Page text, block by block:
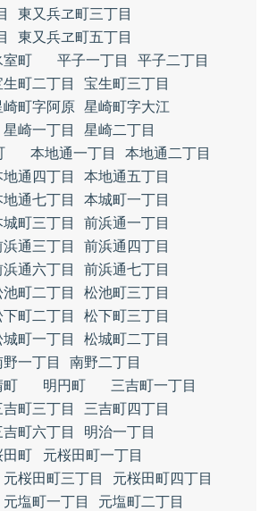
東又兵ヱ町三丁目
東又兵ヱ町五丁目
室町 平子一丁目
平子二丁目
生町二丁目
宝生町三丁目
崎町字阿原 星崎町字大江
星崎一丁目
星崎二丁目
本地通一丁目
本地通二丁目
地通四丁目
本地通五丁目
地通七丁目
本城町一丁目
城町三丁目
前浜通一丁目
浜通三丁目
前浜通四丁目
浜通六丁目
前浜通七丁目
池町二丁目
松池町三丁目
下町二丁目
松下町三丁目
城町一丁目
松城町二丁目
野一丁目
南野二丁目
町 明円町
三吉町一丁目
吉町三丁目
三吉町四丁目
吉町六丁目
明治一丁目
田町
元桜田町一丁目
元桜田町三丁目
元桜田町四丁目
元塩町一丁目
元塩町二丁目